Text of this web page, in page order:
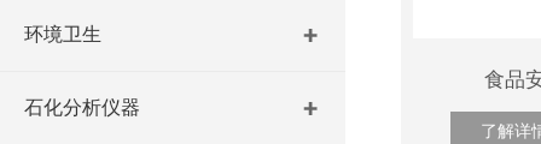
环境卫生
石化分析仪器
食品
了解详